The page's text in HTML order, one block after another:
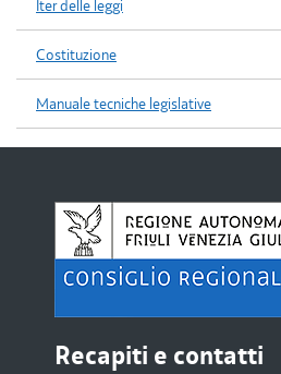
Iter delle leggi
Costituzione
Manuale tecniche legislative
Recapiti e contatti